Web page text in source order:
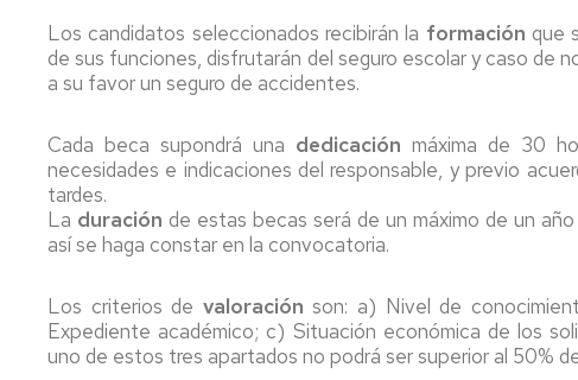
Los candidatos seleccionados recibirán la formación que
de sus funciones, disfrutarán del seguro escolar y caso de
a su favor un seguro de accidentes.
Cada beca supondrá una dedicación máxima de 30
necesidades e indicaciones del responsable, y previo
tardes.
La duración de estas becas será de un máximo de un
así se haga constar en la convocatoria.
Los criterios de valoración son: a) Nivel de
Expediente académico; c) Situación económica de los
uno de estos tres apartados no podrá ser superior al 50%